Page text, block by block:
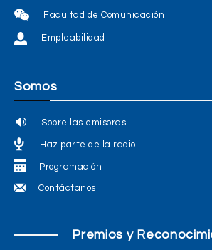
Facultad de Comunicación
Empleabilidad
Somos
Sobre las emisoras
Haz parte de la radio
Programación
Contáctanos
Premios y